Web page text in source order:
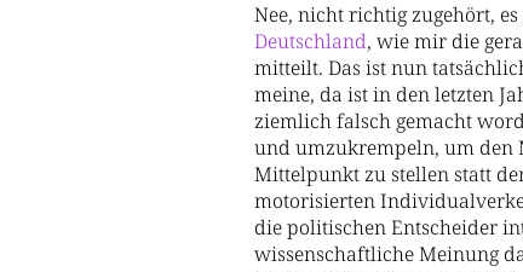
Nee, nicht richtig zugehört,
Deutschland, wie mir die
mitteilt. Das ist nun
meine, da ist in den letzten
ziemlich falsch gemacht
und umzukrempeln, um den
Mittelpunkt zu stellen statt
motorisierten
die politischen Entscheider
wissenschaftliche Meinung